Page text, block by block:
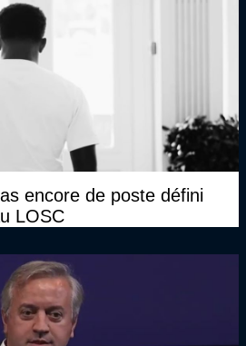
encore de poste défini
LOSC